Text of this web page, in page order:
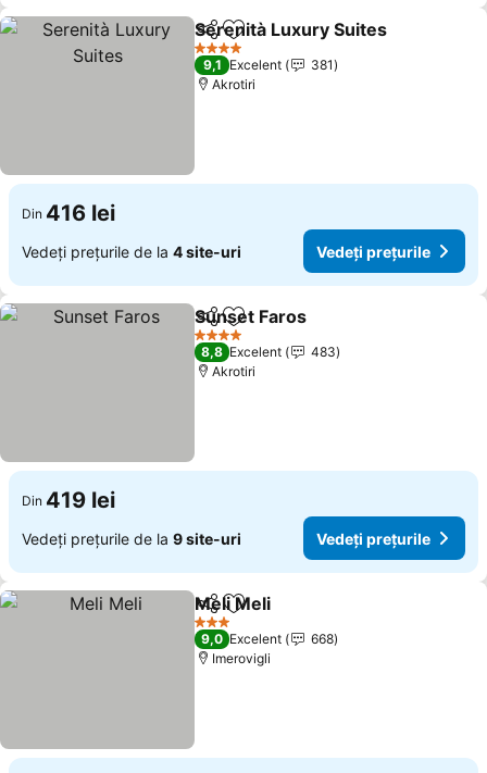
DistribuițiAdăugaţi la favorite
Serenità Luxury Suites
4 Stele
9,1 Excelent
381
Akrotiri
Din 416 lei
Vedeți prețurile de la 4 site-uri Vedeți prețurile
DistribuițiAdăugaţi la favorite
Sunset Faros
4 Stele
8,8 Excelent
483
Akrotiri
Din 419 lei
Vedeți prețurile de la 9 site-uri Vedeți prețurile
DistribuițiAdăugaţi la favorite
Meli Meli
3 Stele
9,0 Excelent
668
Imerovigli